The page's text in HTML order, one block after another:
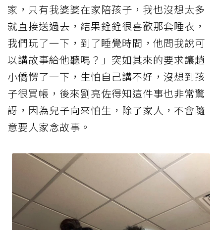
家，只有我婆婆在家陪孩子，我也沒想太多
就直接送過去，結果銓銓很喜歡那套睡衣，
我們玩了一下，到了睡覺時間，他問我說可
以講故事給他聽嗎？」突如其來的要求讓趙
小僑愣了一下，生怕自己講不好，沒想到孩
子很買帳，後來劉亮佐得知這件事也非常驚
訝，因為兒子向來怕生，除了家人，不會隨
意要人家念故事。